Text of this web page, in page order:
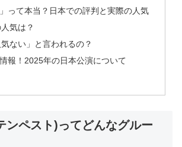
」って本当？日本での評判と実際の人気
気は？
ない」と言われるの？
報！2025年の日本公演について
ンペスト)ってどんなグルー